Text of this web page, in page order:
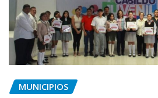
MUNICIPIOS